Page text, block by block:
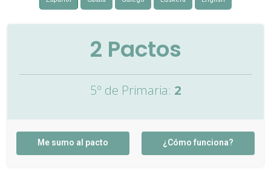
2 Pactos
5º de Primaria: 2
Me sumo al pacto ¿Cómo funciona?